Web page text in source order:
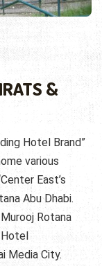
&
Hotel Brand”
various
East’s
Abu Dhabi.
Rotana
Media City.